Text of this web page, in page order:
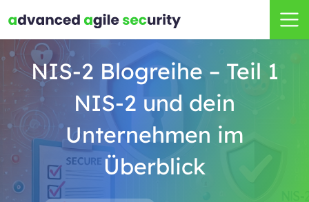
NIS-2 Blogreihe – Teil 1
NIS-2 und dein
Unternehmen im
Überblick